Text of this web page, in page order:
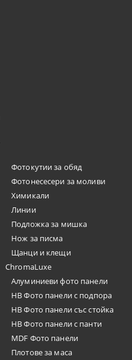
Фотокутии за обяд
Фотонесесери за моливи
Химикали
Линии
Подложка за мишка
Нож за писма
Щанци и клещи
ChromaLuxe
Алуминиеви фото панели
HB Фото панели с подпора
HB Фото панели със стойка
HB Фото панели с панти
MDF Фото панели
Плотове за маса